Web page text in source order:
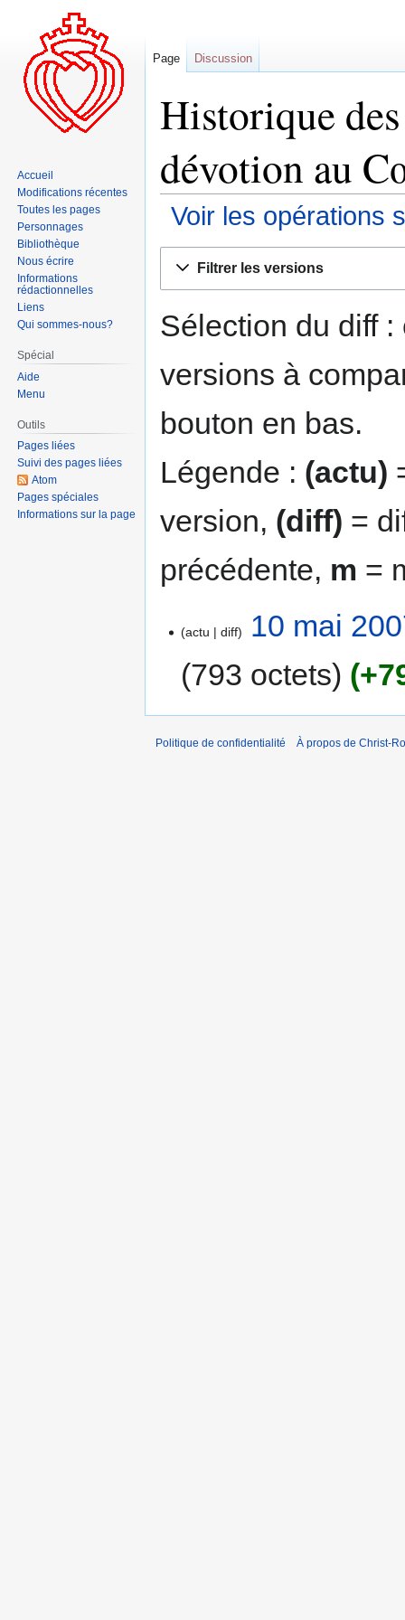
Historique
dévotion au
Voir les opérations
navigation
recherche
Filtrer les versions
Sélection du diff
versions à
bouton en bas.
Légende : (actu)
version, (diff) =
précédente, m =
actu diff
10 mai
793 octets
Page Discussion
Accueil
Modifications récentes
Toutes les pages
Personnages
Bibliothèque
Nous écrire
Informations
rédactionnelles
Liens
Qui sommes-nous?
Spécial
Aide
Menu
Outils
Pages liées
Suivi des pages liées
Atom
Pages spéciales
Informations sur la page
Politique de confidentialité À propos de Christ-